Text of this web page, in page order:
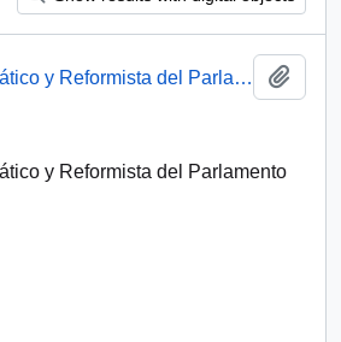
[De S.E. El Presidente De La República a Grupo Liberal Democrático y Reformista del Parlamento Europeo]
y Reformista del Parlamento